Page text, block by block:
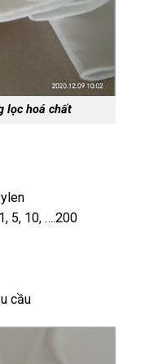
lọc hoá chất
5, 10, ….200
cầu